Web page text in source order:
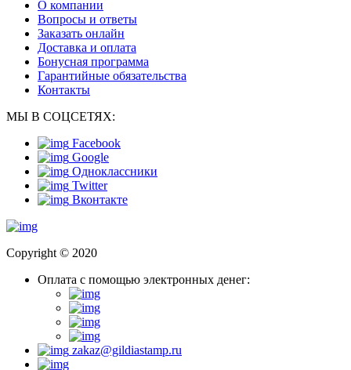
О компании
Вопросы и ответы
Заказать онлайн
Доставка и оплата
Бонусная программа
Гарантийные обязательства
Контакты
МЫ В СОЦСЕТЯХ:
Facebook
Google
Одноклассники
Twitter
Вконтакте
Copyright © 2020
Оплата с помощью электронных денег:
zakaz@gildiastamp.ru